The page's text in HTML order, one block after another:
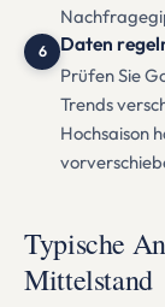
6 Daten
Prüfen Sie
Trends
Hochsaison
Typische
Mittelstand